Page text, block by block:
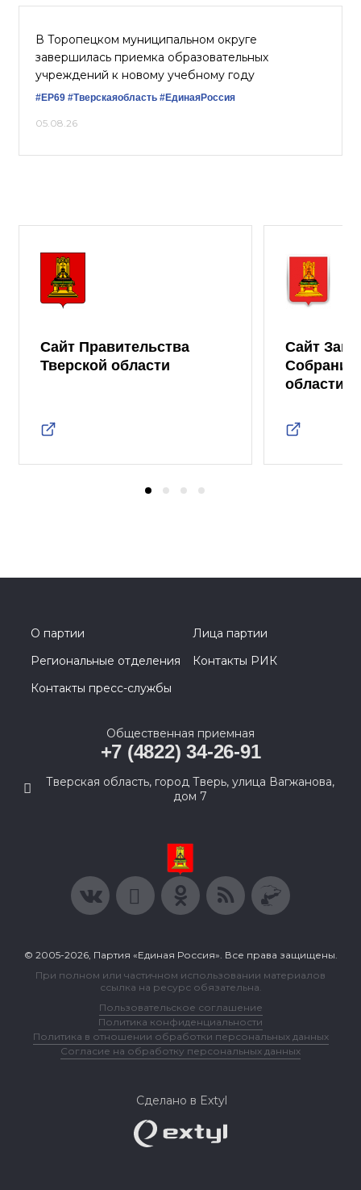
В Торопецком муниципальном округе
завершилась приемка образовательных
учреждений к новому учебному году
#ЕР69 #Тверскаяобласть #‎ЕдинаяРоссия
05.08.26
Сайт Правительства
Тверской области
Сайт
Собрания
области
О партии
Лица партии
Региональные отделения
Контакты РИК
Контакты пресс-службы
Общественная приемная
+7 (4822) 34-26-91
Тверская область, город Тверь, улица Вагжанова,
дом 7
© 2005-2026, Партия «Единая Россия». Все права защищены.
При полном или частичном использовании материалов
ссылка на ресурс обязательна.
Пользовательское соглашение
Политика конфиденциальности
Политика в отношении обработки персональных данных
Согласие на обработку персональных данных
Сделано в Extyl